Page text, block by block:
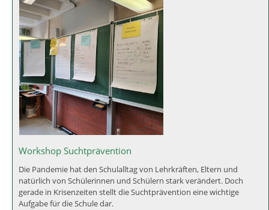
Workshop Suchtprävention
Die Pandemie hat den Schulalltag von Lehrkräften, Eltern und
natürlich von Schülerinnen und Schülern stark verändert. Doch
gerade in Krisenzeiten stellt die Suchtprävention eine wichtige
Aufgabe für die Schule dar.